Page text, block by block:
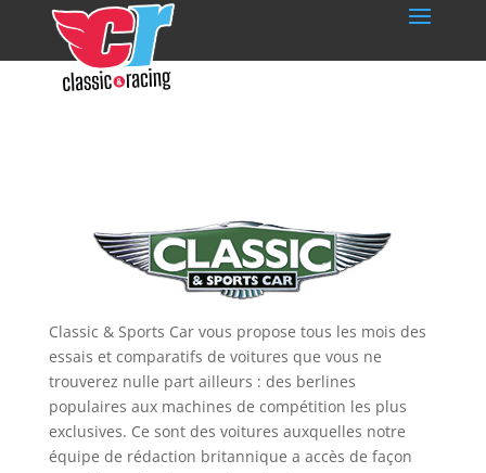
Classic & Sports Car vous propose tous les mois des
essais et comparatifs de voitures que vous ne
trouverez nulle part ailleurs : des berlines
populaires aux machines de compétition les plus
exclusives. Ce sont des voitures auxquelles notre
équipe de rédaction britannique a accès de façon